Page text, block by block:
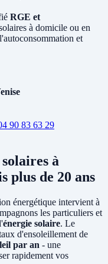
RGE et
à domicile ou en
et
90 83 63 29
à
plus de 20 ans
énergétique intervient à
les particuliers et
énergie solaire. Le
d'ensoleillement de
par an - une
rapidement vos